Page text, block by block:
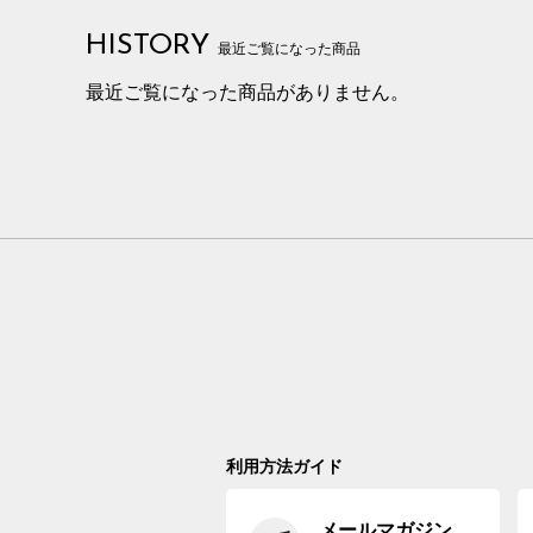
HISTORY 最近ご覧になった商品
最近ご覧になった商品がありません。
利用方法ガイド